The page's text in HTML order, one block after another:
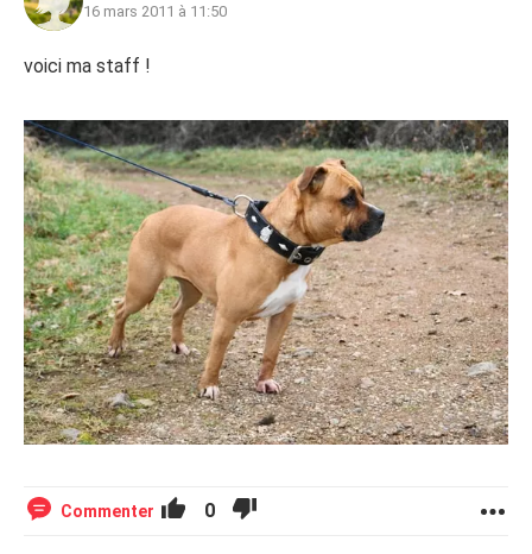
16 mars 2011 à 11:50
voici ma staff !
Commenter 0